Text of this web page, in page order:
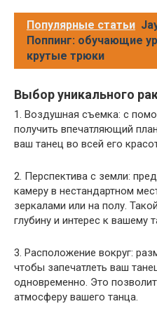
Популярные статьи
Поппинг: обучающие
крутые трюки
Выбор уникального
1. Воздушная съемка: с
получить впечатляющий
ваш танец во всей его
2. Перспектива с земли:
камеру в нестандартном
зеркалами или на полу.
глубину и интерес к вашему
3. Расположение вокруг:
чтобы запечатлеть ваш
одновременно. Это
атмосферу вашего танца.